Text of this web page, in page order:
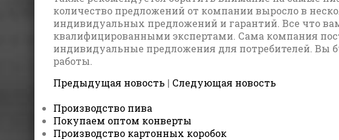
количество предложений от компании выросло в
индивидуальных предложений и гарантий. Все что
квалифицированными экспертами. Сама компания
индивидуальные предложения для потребителей. Вы
работы.
Предыдущая новость | Следующая новость
Производство пива
Покупаем оптом конверты
Производство картонных коробок